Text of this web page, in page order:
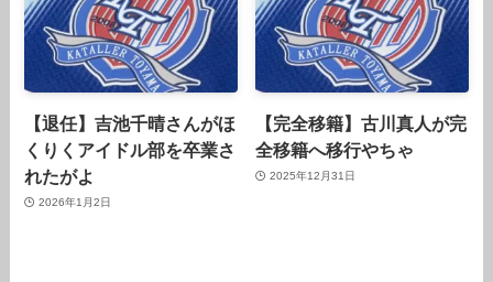
【退任】吉池千晴さんがほ
くりくアイドル部を卒業さ
れたがよ
2026年1月2日
【完全移籍】古川真人が完
全移籍へ移行やちゃ
2025年12月31日